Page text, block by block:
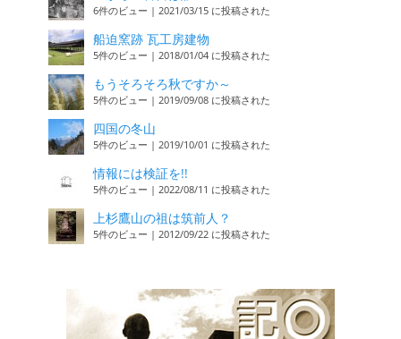
6件のビュー | 2021/03/15 に投稿された
船迫窯跡 瓦工房建物
5件のビュー | 2018/01/04 に投稿された
もうそろそろ秋ですか～
5件のビュー | 2019/09/08 に投稿された
四国の冬山
5件のビュー | 2019/10/01 に投稿された
情報には検証を!!
5件のビュー | 2022/08/11 に投稿された
上杉鷹山の祖は筑前人？
5件のビュー | 2012/09/22 に投稿された